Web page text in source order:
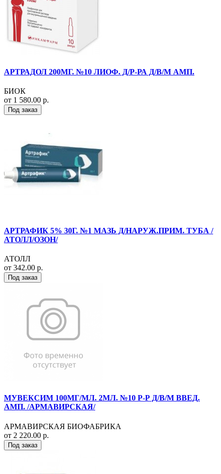
АРТРАДОЛ 200МГ. №10 ЛИОФ. Д/Р-РА Д/В/М АМП.
БИОК
от 1 580.00 р.
Под заказ
АРТРАФИК 5% 30Г. №1 МАЗЬ Д/НАРУЖ.ПРИМ. ТУБА /
АТОЛЛ/ОЗОН/
АТОЛЛ
от 342.00 р.
Под заказ
МУВЕКСИМ 100МГ/МЛ. 2МЛ. №10 Р-Р Д/В/М ВВЕД.
АМП. /АРМАВИРСКАЯ/
АРМАВИРСКАЯ БИОФАБРИКА
от 2 220.00 р.
Под заказ